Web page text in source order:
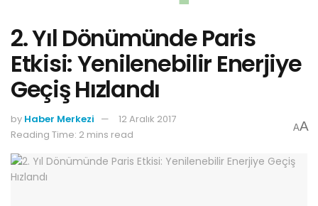
2. Yıl Dönümünde Paris
Etkisi: Yenilenebilir Enerjiye
Geçiş Hızlandı
by Haber Merkezi
12 Aralık 2017
Reading Time: 2 mins read
AA